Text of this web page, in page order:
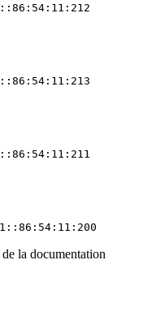
la documentation